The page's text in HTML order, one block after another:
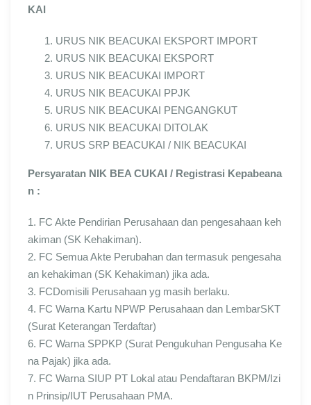
KAI
URUS NIK BEACUKAI EKSPORT IMPORT
URUS NIK BEACUKAI EKSPORT
URUS NIK BEACUKAI IMPORT
URUS NIK BEACUKAI PPJK
URUS NIK BEACUKAI PENGANGKUT
URUS NIK BEACUKAI DITOLAK
URUS SRP BEACUKAI / NIK BEACUKAI
Persyaratan NIK BEA CUKAI / Registrasi Kepabeana
n :
1. FC Akte Pendirian Perusahaan dan pengesahaan keh
akiman (SK Kehakiman).
2. FC Semua Akte Perubahan dan termasuk pengesaha
an kehakiman (SK Kehakiman) jika ada.
3. FCDomisili Perusahaan yg masih berlaku.
4. FC Warna Kartu NPWP Perusahaan dan LembarSKT
(Surat Keterangan Terdaftar)
6. FC Warna SPPKP (Surat Pengukuhan Pengusaha Ke
na Pajak) jika ada.
7. FC Warna SIUP PT Lokal atau Pendaftaran BKPM/Izi
n Prinsip/IUT Perusahaan PMA.